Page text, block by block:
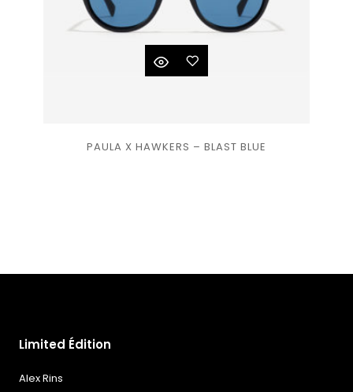
PAULA X HAWKERS – BLAST BLUE
à la
Limited Édition
Alex Rins